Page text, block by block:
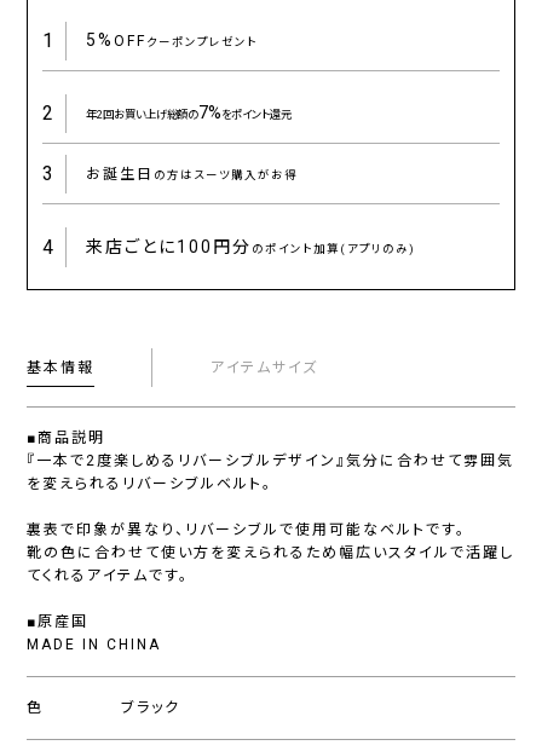
1 5%OFFクーポンプレゼント
2 年2回お買い上げ総額の7%をポイント還元
3 お誕生日 の方はスーツ購入がお得
4 来店ごとに100円分 のポイント加算(アプリのみ)
基本情報 アイテムサイズ
■商品説明
『一本で2度楽しめるリバーシブルデザイン』気分に合わせて雰囲気
を変えられるリバーシブルベルト。
裏表で印象が異なり、リバーシブルで使用可能なベルトです。
靴の色に合わせて使い方を変えられるため幅広いスタイルで活躍し
てくれるアイテムです。
■原産国
MADE IN CHINA
色 ブラック